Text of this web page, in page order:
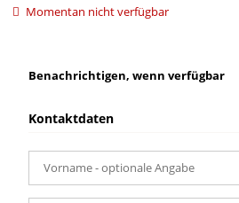
Momentan nicht verfügbar
Benachrichtigen, wenn verfügbar
Kontaktdaten
Vorname- optionale Angabe